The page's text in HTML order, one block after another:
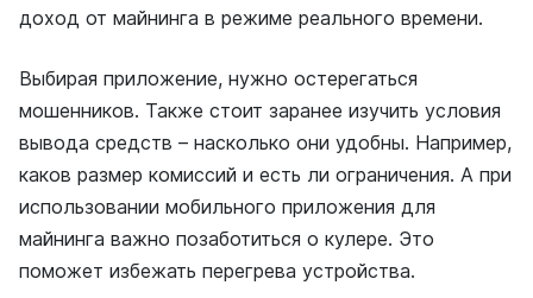
доход от майнинга в режиме реального времени.
Выбирая приложение, нужно остерегаться
мошенников. Также стоит заранее изучить условия
вывода средств – насколько они удобны. Например,
каков размер комиссий и есть ли ограничения. А при
использовании мобильного приложения для
майнинга важно позаботиться о кулере. Это
поможет избежать перегрева устройства.